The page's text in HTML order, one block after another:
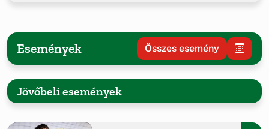
Események Összes esemény
Jövőbeli események